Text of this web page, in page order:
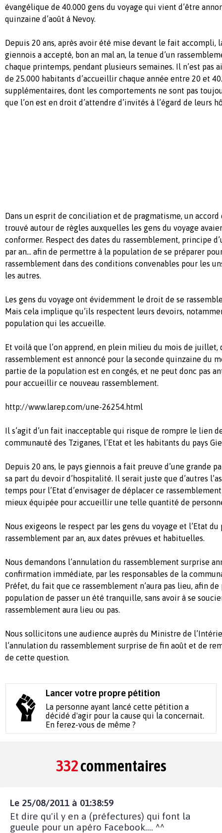
évangélique de 40.000 gens du voyage qui vient d’être
quinzaine d’août à Nevoy.
Depuis 20 ans, après avoir été mise devant le fait accompli,
giennois a accepté, bon an mal an, la tenue d’un
chaque printemps, pendant plusieurs semaines. Il n’est pas
de 25.000 habitants d’accueillir chaque année entre 20 et
supplémentaires, dont les comportements ne sont pas
que l’on est en droit d’attendre d’invités à l’égard de leurs
Dans un esprit de conciliation et de pragmatisme, un
trouvé autour de règles auxquelles les gens du voyage
conformer. Respect des dates du rassemblement, principe
par an… afin de permettre à la population de se préparer
rassemblement dans des conditions convenables pour les
les autres.
Les gens du voyage ont évidemment le droit de se
Mais cela implique qu’ils respectent leurs devoirs,
population qui les accueille.
Et voilà que l’on apprend, en plein milieu du mois de juillet,
rassemblement est annoncé pour la seconde quinzaine du
partie de la population est en congés, et ne peut donc pas
pour accueillir ce nouveau rassemblement.
http://www.larep.com/une-26254.html
Il s’agit d’un fait inacceptable qui risque de rompre le lien
communauté des Tziganes, l’Etat et les habitants du pays
Depuis 20 ans, le pays giennois a fait preuve d’une grande
sa part du devoir d’hospitalité. Il serait juste que d’autres
temps pour l’Etat d’envisager de déplacer ce
mieux équipée pour accueillir une telle quantité de
Nous exigeons le respect par les gens du voyage et l’Etat du
rassemblement par an, aux dates prévues et habituelles.
Nous demandons l’annulation du rassemblement surprise
confirmation immédiate, par les responsables de la
Préfet, du fait que ce rassemblement n’aura pas lieu, afin
population de passer un été tranquille, sans avoir à se
rassemblement aura lieu ou pas.
Nous sollicitons une audience auprès du Ministre de
l’annulation du rassemblement surprise de fin août et de
de cette question.
Lancer votre propre pétition
La personne ayant lancé cette pétition a
décidé d'agir pour la cause qui la concernait.
En ferez-vous de même ?
332commentaires
Le 25/08/2011 à 01:38:59
Et dire qu'il y en a (préfectures) qui font la
gueule pour un apéro Facebook.... ^^